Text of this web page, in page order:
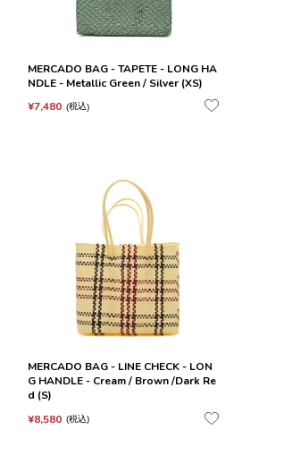
MERCADO BAG - TAPETE - LONG HA
NDLE - Metallic Green / Silver (XS)
¥7,480 税込
MERCADO BAG - LINE CHECK - LON
G HANDLE - Cream / Brown /Dark Re
d (S)
¥8,580 税込